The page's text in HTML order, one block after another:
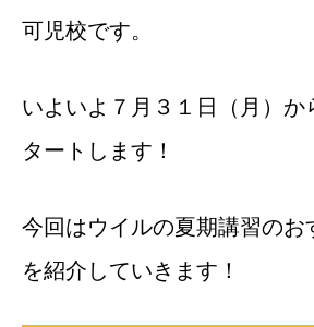
可児校です。
いよいよ７月３１日（月）か
タートします！
今回はウイルの夏期講習のお
を紹介していきます！